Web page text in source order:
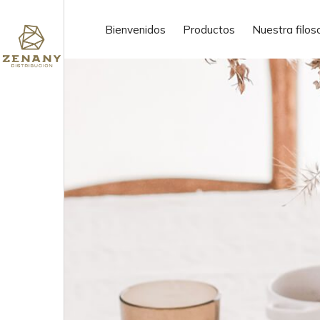
Bienvenidos Productos Nuestra
ofertas de trabajo